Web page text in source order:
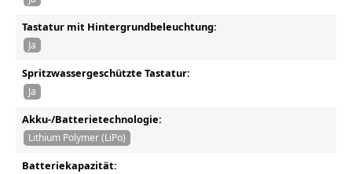
Tastatur mit Hintergrundbeleuchtung:
Ja
Spritzwassergeschützte Tastatur:
Ja
Akku-/Batterietechnologie:
Lithium Polymer (LiPo)
Batteriekapazität: